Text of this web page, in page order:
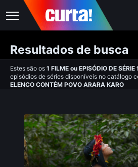
Resultados de busca
Estes são os 1 FILME ou EPISÓDIO DE SÉRIE
episódios de séries disponíveis no catálogo
ELENCO CONTÉM POVO ARARA KARO